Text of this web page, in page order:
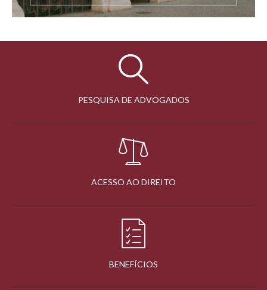
PESQUISA DE ADVOGADOS
ACESSO AO DIREITO
BENEFÍCIOS